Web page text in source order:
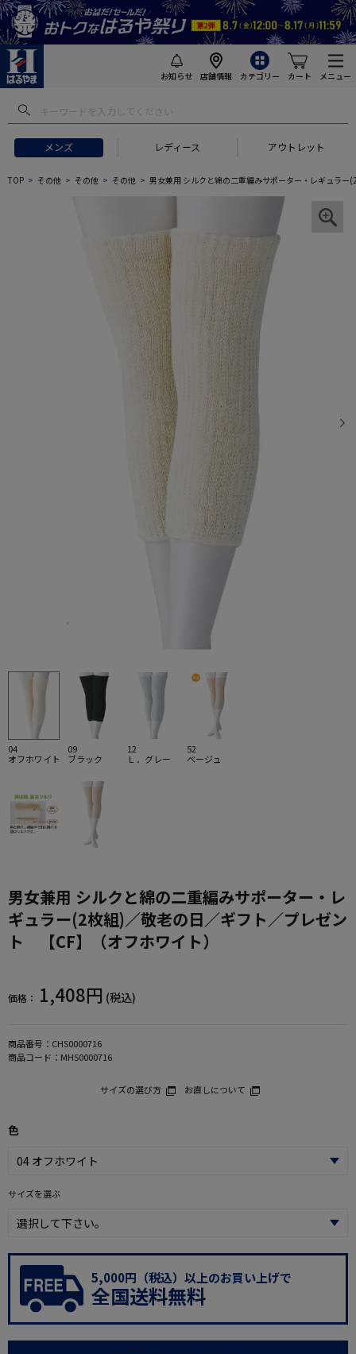
お知らせ 店舗情報 カテゴリー カート メニュー
メンズ レディース アウトレット
TOP その他 その他 その他 男女兼用 シルクと綿の二重編みサポーター・レギュラ
04
オフホワイト
09
ブラック
12
Ｌ．グレー
52
ベージュ
男女兼用 シルクと綿の二重編みサポーター・レ
ギュラー(2枚組)／敬老の日／ギフト／プレゼン
ト 【CF】（オフホワイト）
価格： 1,408円 (税込)
商品番号： CHS0000716
商品コード： MHS0000716
サイズの選び方 お直しについて
色
サイズを選ぶ
5,000円（税込）以上のお買い上げで
全国送料無料